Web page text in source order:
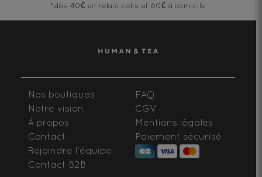
*dès 40€ en relais colis et 60€ à domicile
Nos boutiques
Notre vision
À propos
Contact
Rejoindre l'équipe
Contact B2B
FAQ
CGV
Mentions légales
Paiement sécurisé